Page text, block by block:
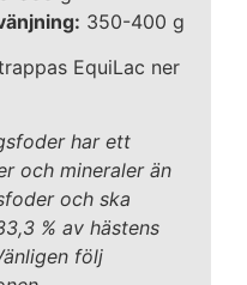
350-400 g
EquiLac ner
har ett
och mineraler än
och ska
% av hästens
följ